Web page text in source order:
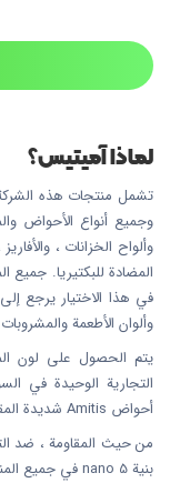
لماذا آميتيس؟
تشمل منتجات هذه
وجميع أنواع الأحواض
وألواح الخزانات ،
المضادة للبكتيريا.
في هذا الاختيار يرجع إلى
وألوان الأطعمة
يتم الحصول على لون
أحواض Amitis شديدة المقاومة لجميع أنواع المنظفات والمواد الكيميائية.
من حيث المقاومة ، ضد
بنية nano 5 في جميع المنتجات ، تتمتع أحواض Amitis أيضًا بمقاومة عالية جدًا.